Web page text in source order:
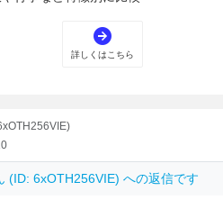
(ID: 6xOTH256VIE) への返信です